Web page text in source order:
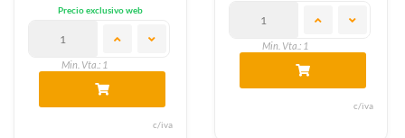
Precio exclusivo web
Min. Vta.: 1
c/iva
Min. Vta.: 1
c/iva